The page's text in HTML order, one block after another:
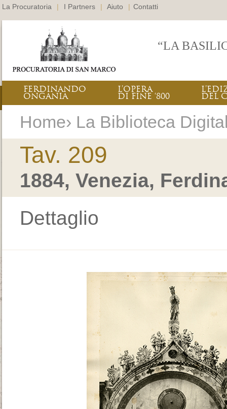
La Procuratoria | I Partners | Aiuto | Contatti
“LA
FERDINANDO
ONGANIA
L’OPERA
DI FINE ‘800 DEL
Home› La Biblioteca
Tav. 209
1884, Venezia,
Dettaglio